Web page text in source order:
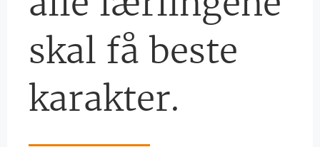
skal få beste
karakter.